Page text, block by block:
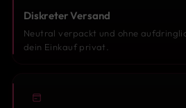
Diskreter Versand
Neutral verpackt und ohne
dein Einkauf privat.